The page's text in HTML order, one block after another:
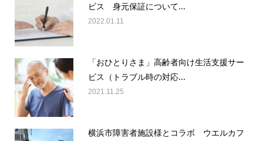
ビス 身元保証について...
2022.01.11
「おひとりさま」高齢者向け生活支援サー
ビス（トラブル時の対応...
2021.11.25
横浜市障害者施設様とコラボ ウエルカフ